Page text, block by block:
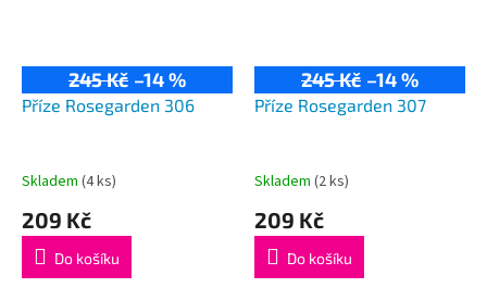
245 Kč –14 %
Příze Rosegarden 306
Skladem (4 ks)
209 Kč
Do košíku
245 Kč –14 %
Příze Rosegarden 307
Skladem (2 ks)
209 Kč
Do košíku